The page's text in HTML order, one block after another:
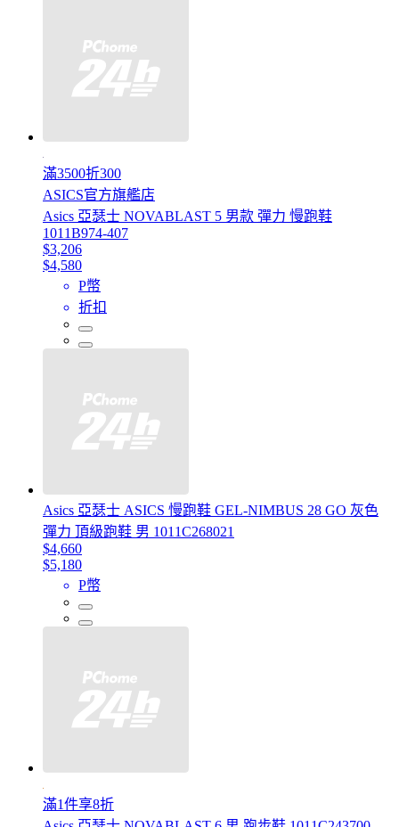
滿3500折300
ASICS官方旗艦店
Asics 亞瑟士 NOVABLAST 5 男款 彈力 慢跑鞋
1011B974-407
$3,206
$4,580
P幣
折扣
Asics 亞瑟士 ASICS 慢跑鞋 GEL-NIMBUS 28 GO 灰色
彈力 頂級跑鞋 男 1011C268021
$4,660
$5,180
P幣
滿1件享8折